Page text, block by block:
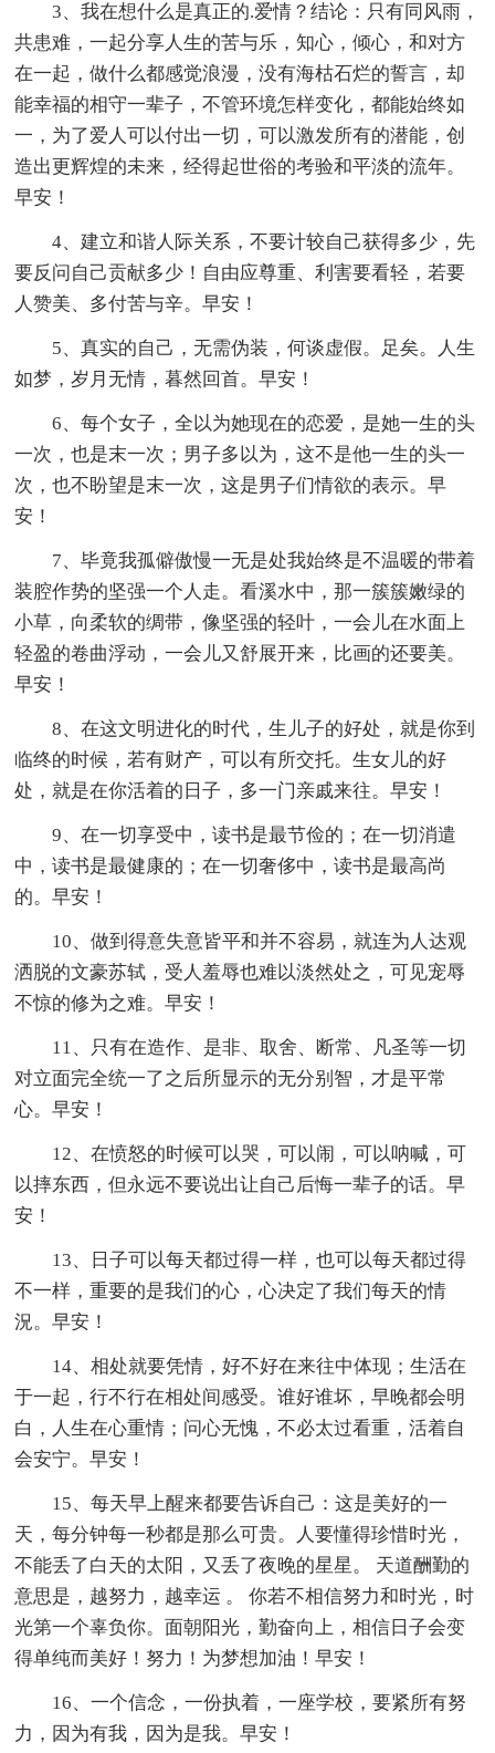
3、我在想什么是真正的.爱情？结论：只有同风雨，
共患难，一起分享人生的苦与乐，知心，倾心，和对方
在一起，做什么都感觉浪漫，没有海枯石烂的誓言，却
能幸福的相守一辈子，不管环境怎样变化，都能始终如
一，为了爱人可以付出一切，可以激发所有的潜能，创
造出更辉煌的未来，经得起世俗的考验和平淡的流年。
早安！
4、建立和谐人际关系，不要计较自己获得多少，先
要反问自己贡献多少！自由应尊重、利害要看轻，若要
人赞美、多付苦与辛。早安！
5、真实的自己，无需伪装，何谈虚假。足矣。人生
如梦，岁月无情，暮然回首。早安！
6、每个女子，全以为她现在的恋爱，是她一生的头
一次，也是末一次；男子多以为，这不是他一生的头一
次，也不盼望是末一次，这是男子们情欲的表示。早
安！
7、毕竟我孤僻傲慢一无是处我始终是不温暖的带着
装腔作势的坚强一个人走。看溪水中，那一簇簇嫩绿的
小草，向柔软的绸带，像坚强的轻叶，一会儿在水面上
轻盈的卷曲浮动，一会儿又舒展开来，比画的还要美。
早安！
8、在这文明进化的时代，生儿子的好处，就是你到
临终的时候，若有财产，可以有所交托。生女儿的好
处，就是在你活着的日子，多一门亲戚来往。早安！
9、在一切享受中，读书是最节俭的；在一切消遣
中，读书是最健康的；在一切奢侈中，读书是最高尚
的。早安！
10、做到得意失意皆平和并不容易，就连为人达观
洒脱的文豪苏轼，受人羞辱也难以淡然处之，可见宠辱
不惊的修为之难。早安！
11、只有在造作、是非、取舍、断常、凡圣等一切
对立面完全统一了之后所显示的无分别智，才是平常
心。早安！
12、在愤怒的时候可以哭，可以闹，可以呐喊，可
以摔东西，但永远不要说出让自己后悔一辈子的话。早
安！
13、日子可以每天都过得一样，也可以每天都过得
不一样，重要的是我们的心，心决定了我们每天的情
況。早安！
14、相处就要凭情，好不好在来往中体现；生活在
于一起，行不行在相处间感受。谁好谁坏，早晚都会明
白，人生在心重情；问心无愧，不必太过看重，活着自
会安宁。早安！
15、每天早上醒来都要告诉自己：这是美好的一
天，每分钟每一秒都是那么可贵。人要懂得珍惜时光，
不能丢了白天的太阳，又丢了夜晚的星星。 天道酬勤的
意思是，越努力，越幸运 。 你若不相信努力和时光，时
光第一个辜负你。面朝阳光，勤奋向上，相信日子会变
得单纯而美好！努力！为梦想加油！早安！
16、一个信念，一份执着，一座学校，要紧所有努
力，因为有我，因为是我。早安！